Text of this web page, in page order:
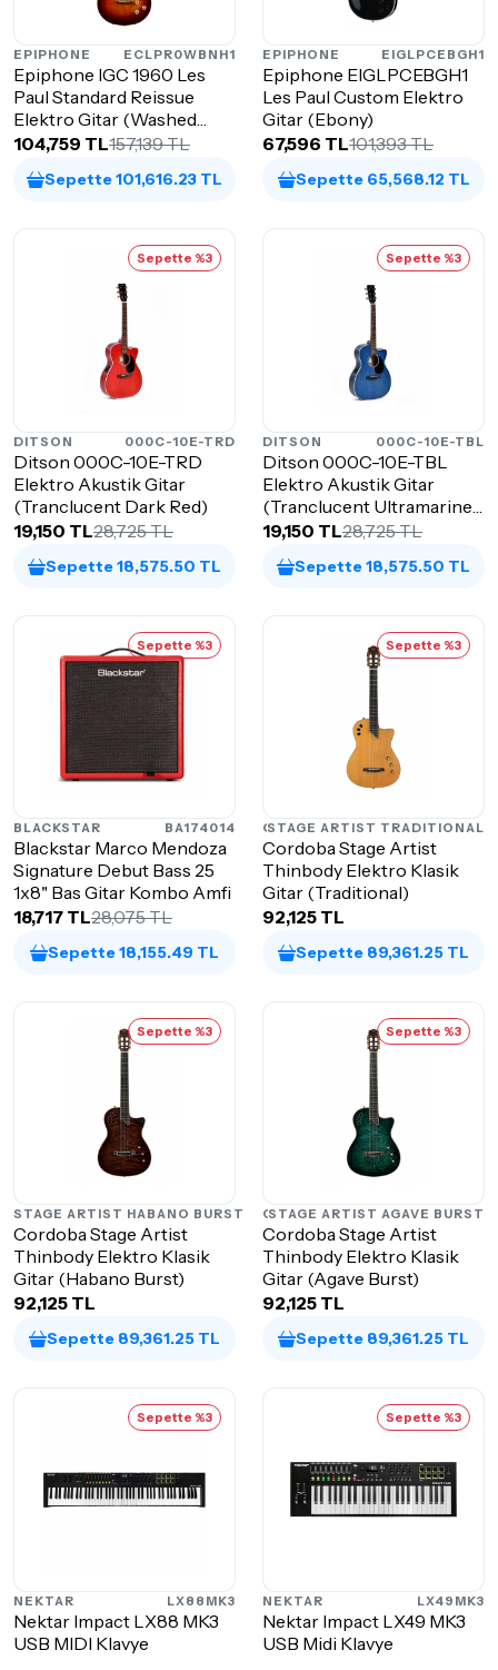
EPIPHONE ECLPR0WBNH1
Epiphone IGC 1960 Les
Paul Standard Reissue
Elektro Gitar (Washed
Bourbon Burst)
104,759 TL157,139 TL
Sepette 101,616.23 TL
EPIPHONE EIGLPCEBGH1
Epiphone EIGLPCEBGH1
Les Paul Custom Elektro
Gitar (Ebony)
67,596 TL101,393 TL
Sepette 65,568.12 TL
Sepette %3
DITSON 000C-10E-TRD
Ditson 000C-10E-TRD
Elektro Akustik Gitar
(Tranclucent Dark Red)
19,150 TL28,725 TL
Sepette 18,575.50 TL
Sepette %3
DITSON 000C-10E-TBL
Ditson 000C-10E-TBL
Elektro Akustik Gitar
(Tranclucent Ultramarine
Blue)
19,150 TL28,725 TL
Sepette 18,575.50 TL
Sepette %3
BLACKSTAR BA174014
Blackstar Marco Mendoza
Signature Debut Bass 25
1x8" Bas Gitar Kombo Amfi
18,717 TL28,075 TL
Sepette 18,155.49 TL
Sepette %3
CORDOBA
STAGE ARTIST TRADITIONAL
Cordoba Stage Artist
Thinbody Elektro Klasik
Gitar (Traditional)
92,125 TL
Sepette 89,361.25 TL
Sepette %3
CORDOBA
STAGE ARTIST HABANO BURST
Cordoba Stage Artist
Thinbody Elektro Klasik
Gitar (Habano Burst)
92,125 TL
Sepette 89,361.25 TL
Sepette %3
CORDOBA
STAGE ARTIST AGAVE BURST
Cordoba Stage Artist
Thinbody Elektro Klasik
Gitar (Agave Burst)
92,125 TL
Sepette 89,361.25 TL
Sepette %3
NEKTAR LX88MK3
Nektar Impact LX88 MK3
USB MIDI Klavye
Sepette %3
NEKTAR LX49MK3
Nektar Impact LX49 MK3
USB Midi Klavye